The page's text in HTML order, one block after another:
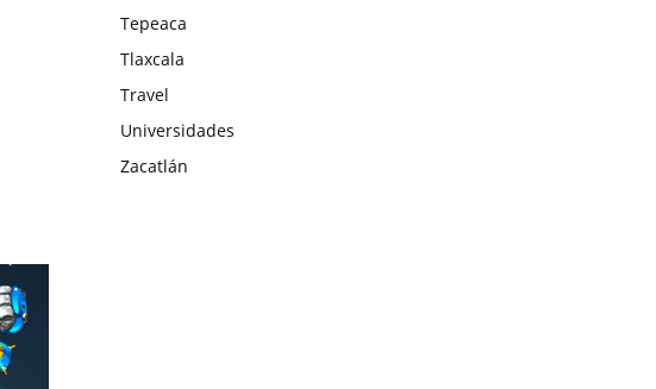
Tepeaca
Tlaxcala
Travel
Universidades
Zacatlán